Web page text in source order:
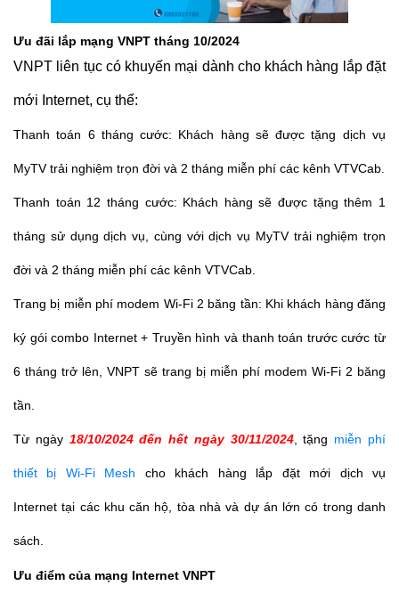
Ưu đãi lắp mạng VNPT tháng 10/2024
VNPT liên tục có khuyến mại dành cho khách hàng lắp đặt
mới Internet, cụ thể:
Thanh toán 6 tháng cước: Khách hàng sẽ được tặng dịch vụ
MyTV trải nghiệm trọn đời và 2 tháng miễn phí các kênh VTVCab.
Thanh toán 12 tháng cước: Khách hàng sẽ được tặng thêm 1
tháng sử dụng dịch vụ, cùng với dịch vụ MyTV trải nghiệm trọn
đời và 2 tháng miễn phí các kênh VTVCab.
Trang bị miễn phí modem Wi-Fi 2 băng tần: Khi khách hàng đăng
ký gói combo Internet + Truyền hình và thanh toán trước cước từ
6 tháng trở lên, VNPT sẽ trang bị miễn phí modem Wi-Fi 2 băng
tần.
Từ ngày 18/10/2024 đến hết ngày 30/11/2024, tặng miễn phí
thiết bị Wi-Fi Mesh cho khách hàng lắp đặt mới dịch vụ
Internet tại các khu căn hộ, tòa nhà và dự án lớn có trong danh
sách.
Ưu điểm của mạng Internet VNPT